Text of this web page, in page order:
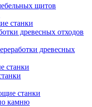
щитов
станки
древесных отходов
древесных
станки
станки
камню